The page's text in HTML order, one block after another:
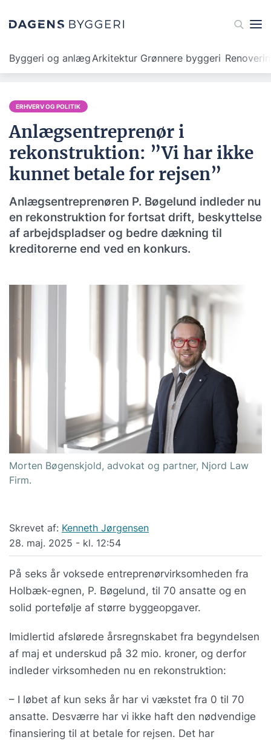
Byggeri og anlægArkitektur Grønnere byggeri
ERHVERV OG POLITIK
Anlægsentreprenør i
rekonstruktion: ”Vi har ikke
kunnet betale for rejsen”
Anlægsentreprenøren P. Bøgelund indleder nu
en rekonstruktion for fortsat drift, beskyttelse
af arbejdspladser og bedre dækning til
kreditorerne end ved en konkurs.
Morten Bøgenskjold, advokat og partner, Njord Law
Firm.
Skrevet af: Kenneth Jørgensen
28. maj. 2025 - kl. 12:54
På seks år voksede entreprenørvirksomheden fra
Holbæk-egnen, P. Bøgelund, til 70 ansatte og en
solid portefølje af større byggeopgaver.
Imidlertid afslørede årsregnskabet fra begyndelsen
af maj et underskud på 32 mio. kroner, og derfor
indleder virksomheden nu en rekonstruktion:
– I løbet af kun seks år har vi vækstet fra 0 til 70
ansatte. Desværre har vi ikke haft den nødvendige
finansiering til at betale for rejsen. Det har